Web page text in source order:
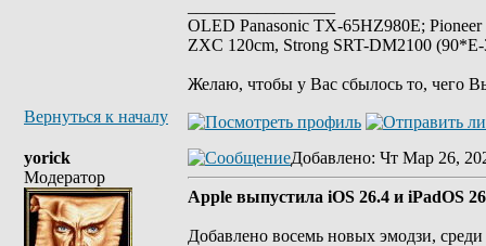
OLED Panasonic TX-65HZ980E;
ZXC 120cm, Strong SRT-DM2100
Желаю, чтобы у Вас сбылось то, чего
Вернуться к началу
yorick
Модератор
Добавлено: Чт Мар 26,
Apple выпустила iOS 26.4 и iPadOS
Добавлено восемь новых эмодзи,